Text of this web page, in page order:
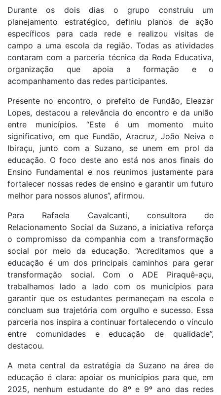
Durante os dois dias o grupo construiu um
planejamento estratégico, definiu planos de ação
específicos para cada rede e realizou visitas de
campo a uma escola da região. Todas as atividades
contaram com a parceria técnica da Roda Educativa,
organização que apoia a formação e o
acompanhamento das redes participantes.
Presente no encontro, o prefeito de Fundão, Eleazar
Lopes, destacou a relevância do encontro e da união
entre municípios. “Este é um momento muito
significativo, em que Fundão, Aracruz, João Neiva e
Ibiraçu, junto com a Suzano, se unem em prol da
educação. O foco deste ano está nos anos finais do
Ensino Fundamental e nos reunimos justamente para
fortalecer nossas redes de ensino e garantir um futuro
melhor para nossos alunos”, afirmou.
Para Rafaela Cavalcanti, consultora de
Relacionamento Social da Suzano, a iniciativa reforça
o compromisso da companhia com a transformação
social por meio da educação. “Acreditamos que a
educação é um dos principais caminhos para gerar
transformação social. Com o ADE Piraquê-açu,
trabalhamos lado a lado com os municípios para
garantir que os estudantes permaneçam na escola e
concluam sua trajetória com orgulho e sucesso. Essa
parceria nos inspira a continuar fortalecendo o vínculo
entre comunidades e educação de qualidade”,
destacou.
A meta central da estratégia da Suzano na área de
educação é clara: apoiar os municípios para que, em
2025, nenhum estudante do 8º e 9º ano das redes